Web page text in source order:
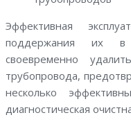
Эффективная
поддержания их в
своевременно
трубопровода,
несколько
диагностическая